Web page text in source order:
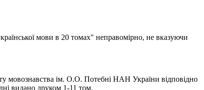
мови в 20 томах" неправомірно, не вказуючи
мовознавства ім. О.О. Потебні НАН України відповідно
видано друком 1-11 том.